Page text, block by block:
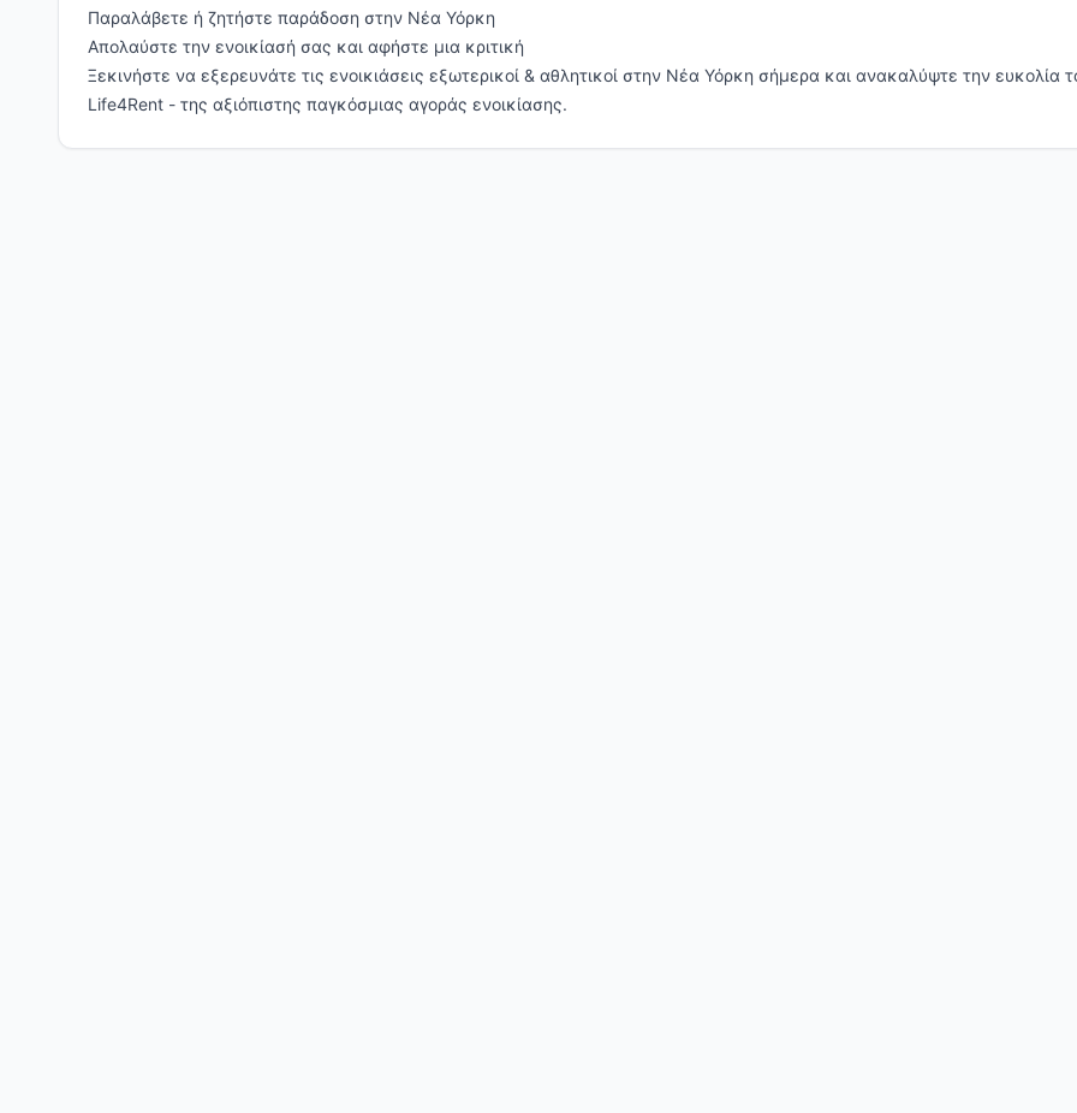
Παραλάβετε ή ζητήστε παράδοση στην Νέα Υόρκη
Απολαύστε την ενοικίασή σας και αφήστε μια κριτική
Ξεκινήστε να εξερευνάτε τις ενοικιάσεις εξωτερικοί & αθλητικοί στην Νέα Υόρκη σήμερα και ανακαλύψτε την ευκολία
Life4Rent - της αξιόπιστης παγκόσμιας αγοράς ενοικίασης.